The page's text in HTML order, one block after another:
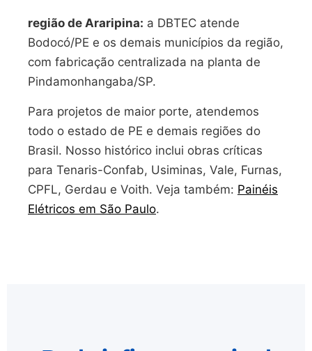
região de Araripina: a DBTEC atende
Bodocó/PE e os demais municípios da região,
com fabricação centralizada na planta de
Pindamonhangaba/SP.
Para projetos de maior porte, atendemos
todo o estado de PE e demais regiões do
Brasil. Nosso histórico inclui obras críticas
para Tenaris-Confab, Usiminas, Vale, Furnas,
CPFL, Gerdau e Voith. Veja também: Painéis
Elétricos em São Paulo.